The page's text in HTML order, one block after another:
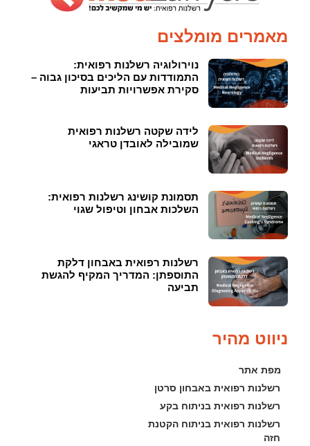
מאמרים מומלצים
נוירולוגיה רשלנות רפואית:
התמודדות עם הליכים בסיכון גבוה –
סקירת אפשרויות תביעות
לידה שקטה רשלנות רפואית
שמובילה לאובדן טראגי
תסמונת קושינג רשלנות רפואית:
השלכות אבחון וטיפול שגוי
רשלנות רפואית באבחון דלקת
התוספתן: המדריך המקיף להגשת
תביעה
ניווט מהיר
מפת אתר
רשלנות רפואית באבחון סרטן
רשלנות רפואית בניתוח בקע
רשלנות רפואית בניתוח הקטנת
חזה